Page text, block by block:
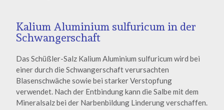
Kalium Aluminium sulfuricum in der
Schwangerschaft
Das Schüßler-Salz Kalium Aluminium sulfuricum wird bei
einer durch die Schwangerschaft verursachten
Blasenschwäche sowie bei starker Verstopfung
verwendet. Nach der Entbindung kann die Salbe mit dem
Mineralsalz bei der Narbenbildung Linderung verschaffen.